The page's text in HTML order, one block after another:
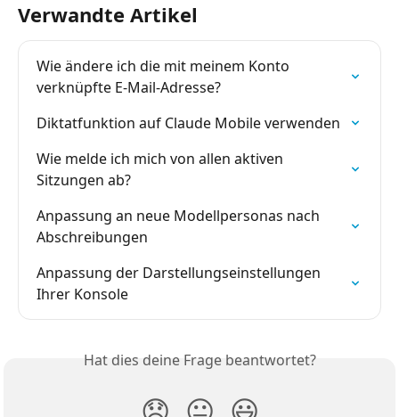
Verwandte Artikel
Wie ändere ich die mit meinem Konto
verknüpfte E-Mail-Adresse?
Diktatfunktion auf Claude Mobile verwenden
Wie melde ich mich von allen aktiven
Sitzungen ab?
Anpassung an neue Modellpersonas nach
Abschreibungen
Anpassung der Darstellungseinstellungen
Ihrer Konsole
Hat dies deine Frage beantwortet?